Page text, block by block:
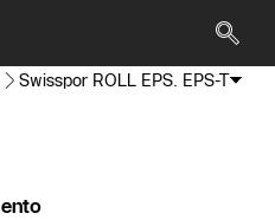
Swisspor ROLL EPS. EPS-T